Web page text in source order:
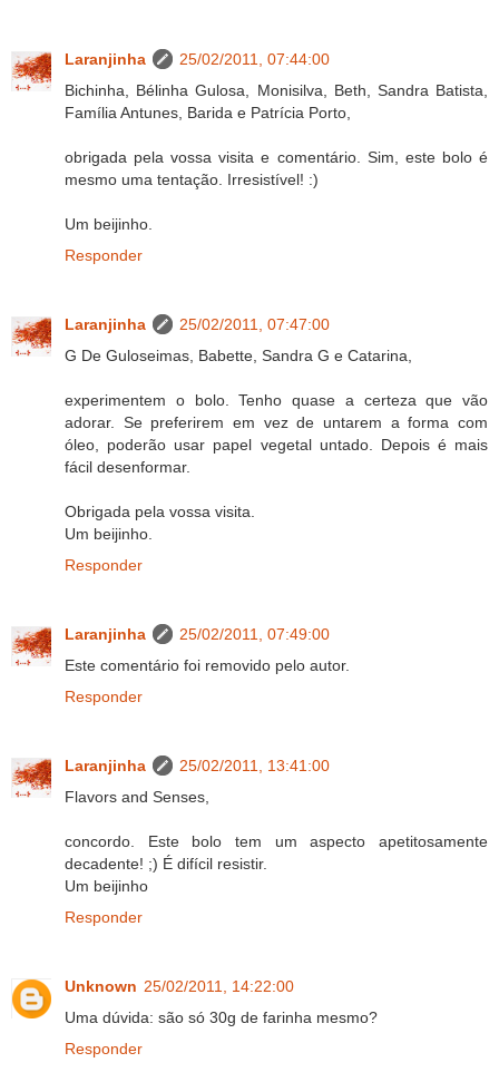
Laranjinha
25/02/2011, 07:44:00
Bichinha, Bélinha Gulosa, Monisilva, Beth, Sandra Batista,
Família Antunes, Barida e Patrícia Porto,
obrigada pela vossa visita e comentário. Sim, este bolo é
mesmo uma tentação. Irresistível! :)
Um beijinho.
Responder
Laranjinha
25/02/2011, 07:47:00
G De Guloseimas, Babette, Sandra G e Catarina,
experimentem o bolo. Tenho quase a certeza que vão
adorar. Se preferirem em vez de untarem a forma com
óleo, poderão usar papel vegetal untado. Depois é mais
fácil desenformar.
Obrigada pela vossa visita.
Um beijinho.
Responder
Laranjinha
25/02/2011, 07:49:00
Este comentário foi removido pelo autor.
Responder
Laranjinha
25/02/2011, 13:41:00
Flavors and Senses,
concordo. Este bolo tem um aspecto apetitosamente
decadente! ;) É difícil resistir.
Um beijinho
Responder
Unknown 25/02/2011, 14:22:00
Uma dúvida: são só 30g de farinha mesmo?
Responder